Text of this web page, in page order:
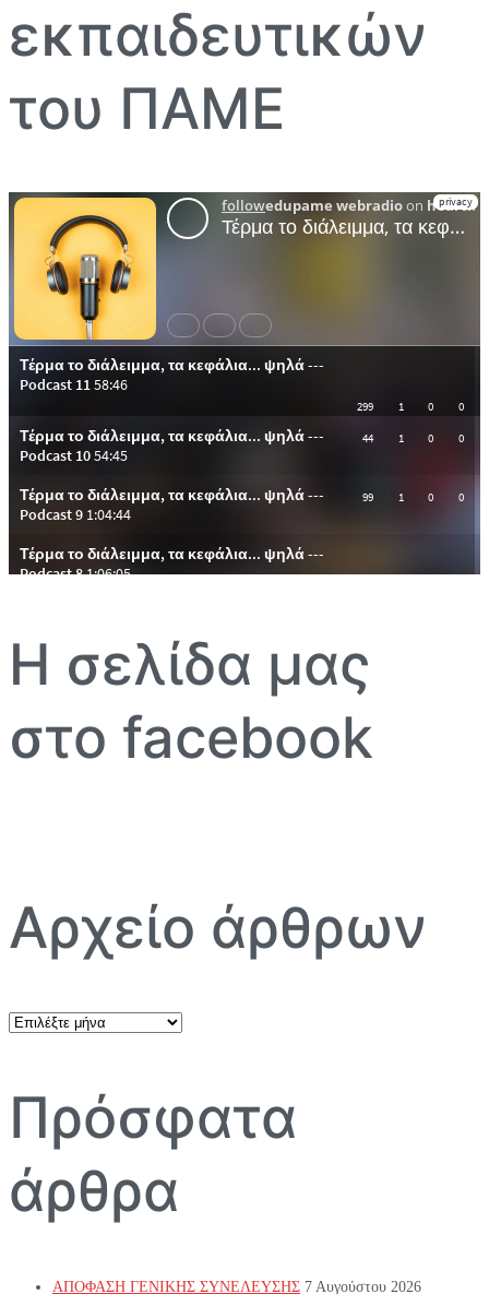
εκπαιδευτικών
του ΠΑΜΕ
Η σελίδα μας
στο facebook
Αρχείο άρθρων
Αρχείο
Πρόσφατα
άρθρα
ΑΠΟΦΑΣΗ ΓΕΝΙΚΗΣ ΣΥΝΕΛΕΥΣΗΣ 7 Αυγούστου 2026